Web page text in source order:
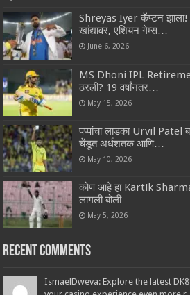
Shreyas Iyer कॅप्टन झाला!
खांद्यावर, एशियन गेम्स…
June 6, 2026
MS Dhoni IPL
ठरली? 19 वर्षांनंतर…
May 15, 2026
पप्पांचा लाडका Urvil Patel
चेंडूत अर्धशतक आणि…
May 10, 2026
कोण आहे हा Kartik Sharma?
लागली बोली
May 5, 2026
Recent Comments
IsmaelDweva: Explore the latest